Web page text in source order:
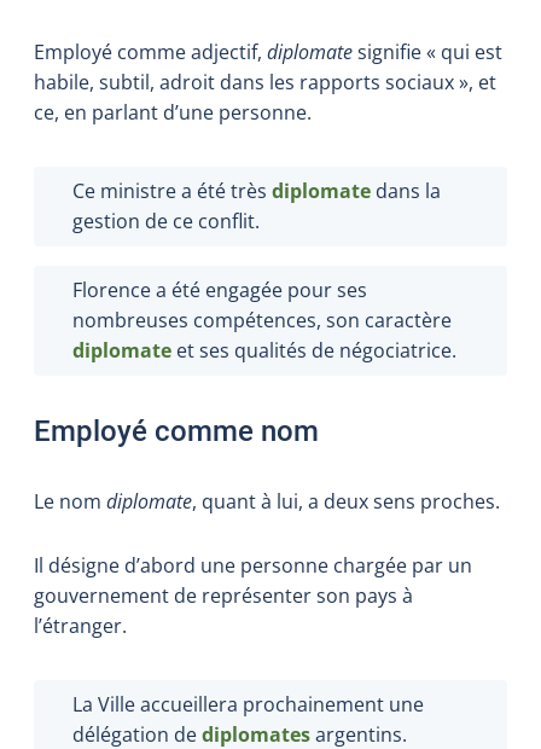
Employé comme adjectif, diplomatesignifie « qui est
habile, subtil, adroit dans les rapports sociaux », et
ce, en parlant d’une personne.
Ce ministre a été très diplomate dans la
gestion de ce conflit.
Florence a été engagée pour ses
nombreuses compétences, son caractère
diplomate et ses qualités de négociatrice.
Employé comme nom
Le nom diplomate, quant à lui, a deux sens proches.
Il désigne d’abord une personne chargée par un
gouvernement de représenter son pays à
l’étranger.
La Ville accueillera prochainement une
délégation dediplomatesargentins.